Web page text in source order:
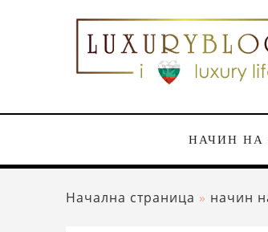
НАЧИН НА
Начална страница » начин